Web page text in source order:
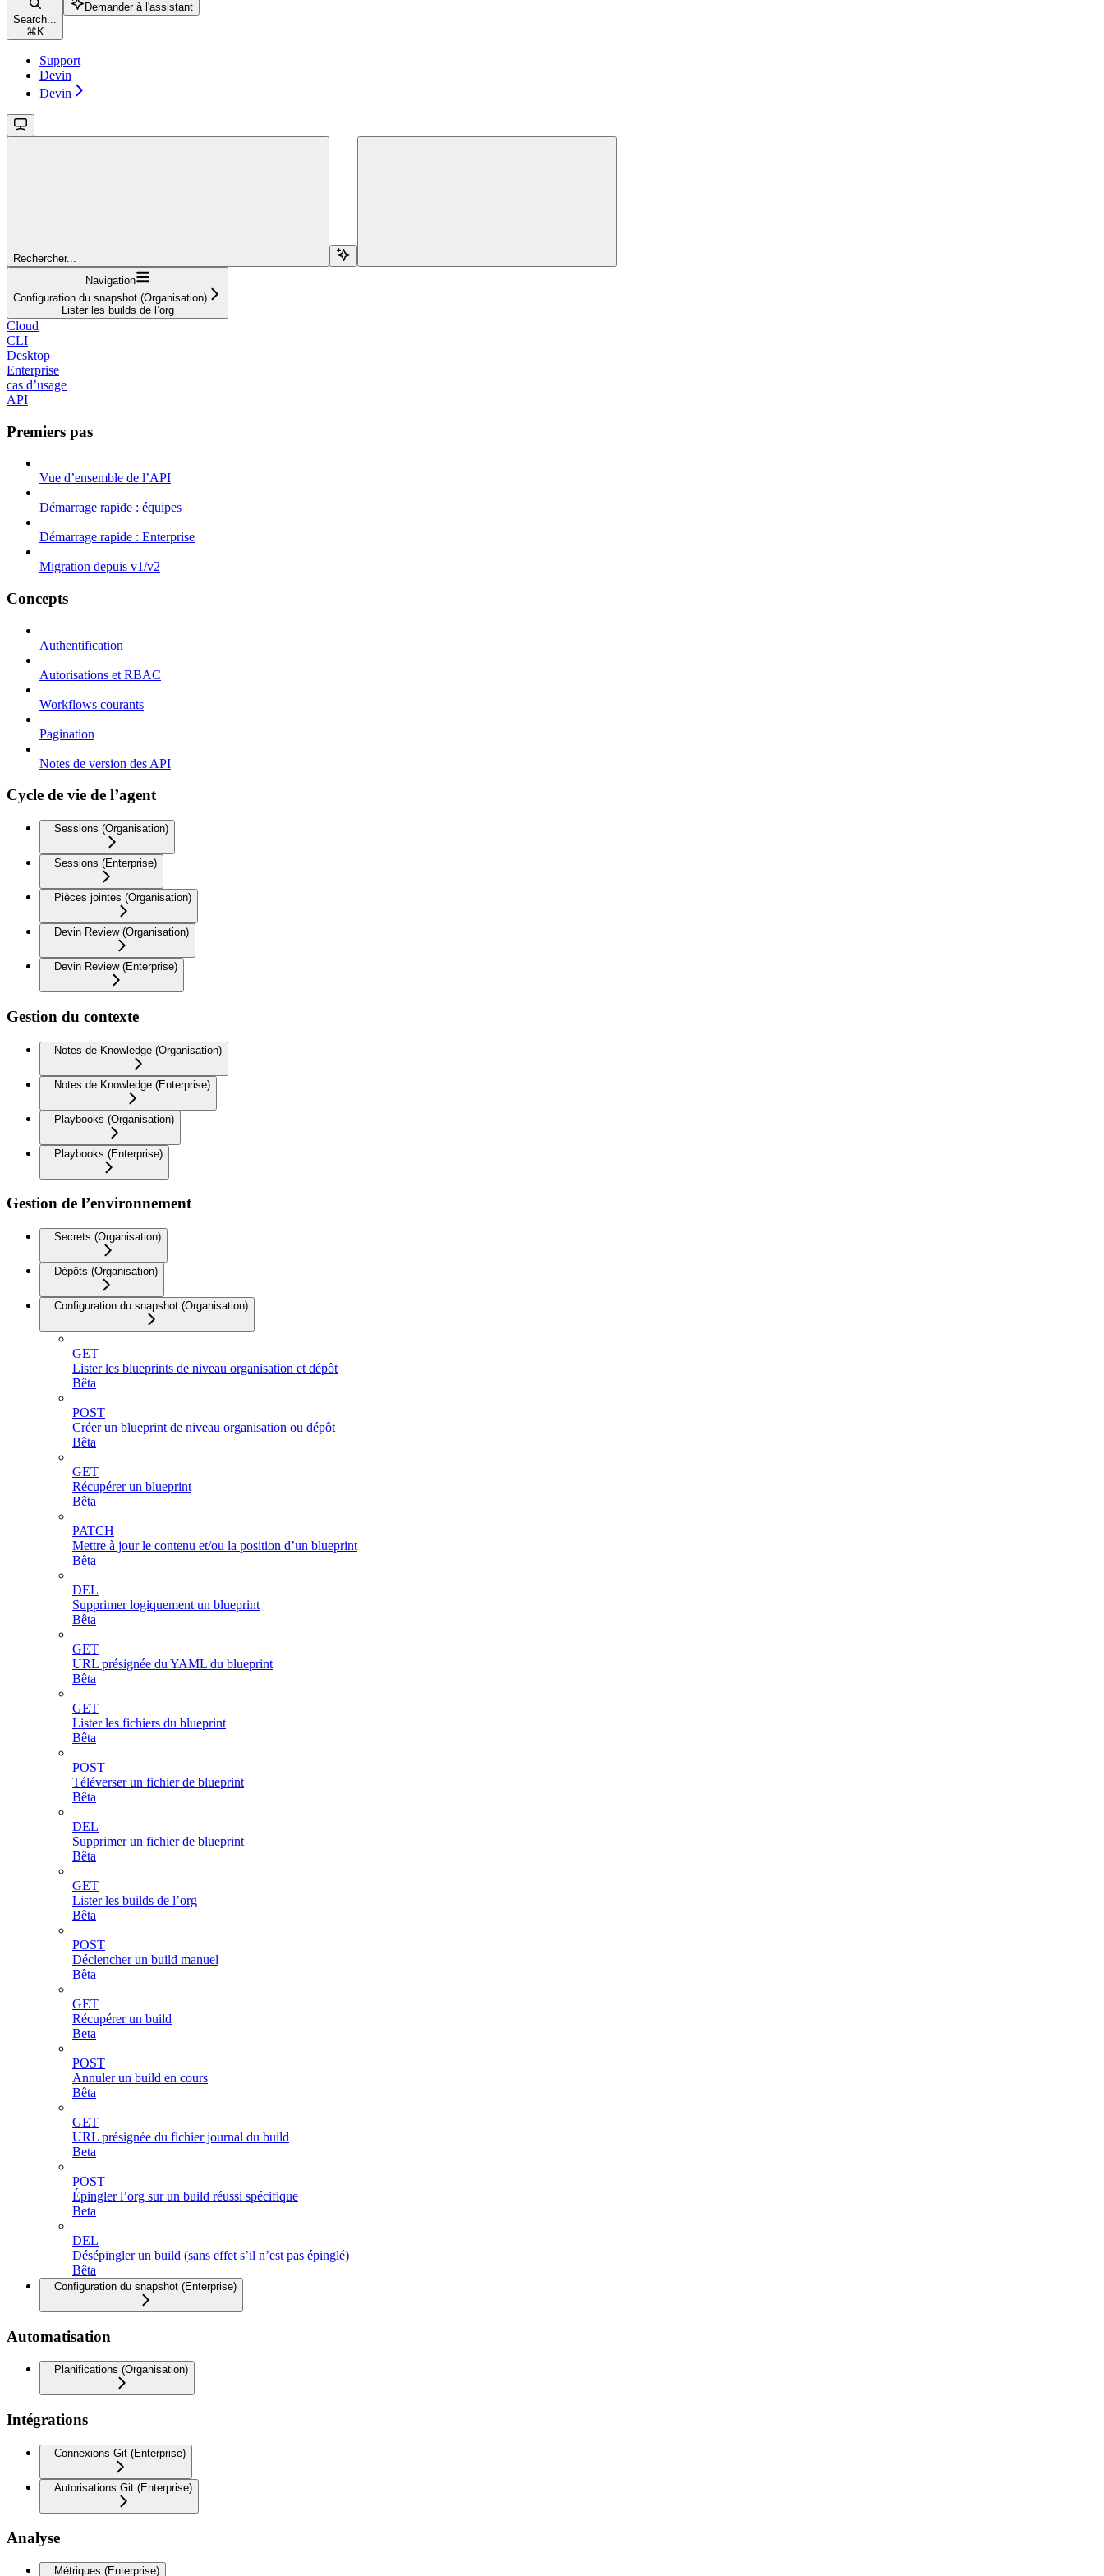
Search...
⌘ K
Demander à l'assistant
Support
Devin
Devin
Rechercher...
Navigation
Configuration du snapshot (Organisation)
Lister les builds de l’org
Cloud
CLI
Desktop
Enterprise
cas d’usage
API
Premiers pas
Vue d’ensemble de l’API
Démarrage rapide : équipes
Démarrage rapide : Enterprise
Migration depuis v1/v2
Concepts
Authentification
Autorisations et RBAC
Workflows courants
Pagination
Notes de version des API
Cycle de vie de l’agent
Sessions (Organisation)
Sessions (Enterprise)
Pièces jointes (Organisation)
Devin Review (Organisation)
Devin Review (Enterprise)
Gestion du contexte
Notes de Knowledge (Organisation)
Notes de Knowledge (Enterprise)
Playbooks (Organisation)
Playbooks (Enterprise)
Gestion de l’environnement
Secrets (Organisation)
Dépôts (Organisation)
Configuration du snapshot (Organisation)
GET
Lister les blueprints de niveau organisation et dépôt
Bêta
POST
Créer un blueprint de niveau organisation ou dépôt
Bêta
GET
Récupérer un blueprint
Bêta
PATCH
Mettre à jour le contenu et/ou la position d’un blueprint
Bêta
DEL
Supprimer logiquement un blueprint
Bêta
GET
URL présignée du YAML du blueprint
Bêta
GET
Lister les fichiers du blueprint
Bêta
POST
Téléverser un fichier de blueprint
Bêta
DEL
Supprimer un fichier de blueprint
Bêta
GET
Lister les builds de l’org
Bêta
POST
Déclencher un build manuel
Bêta
GET
Récupérer un build
Beta
POST
Annuler un build en cours
Bêta
GET
URL présignée du fichier journal du build
Beta
POST
Épingler l’org sur un build réussi spécifique
Beta
DEL
Désépingler un build (sans effet s’il n’est pas épinglé)
Bêta
Configuration du snapshot (Enterprise)
Automatisation
Planifications (Organisation)
Intégrations
Connexions Git (Enterprise)
Autorisations Git (Enterprise)
Analyse
Métriques (Enterprise)